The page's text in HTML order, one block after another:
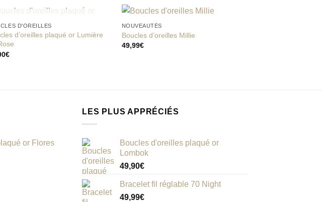
RUPTURE DE STOCK
D'OREILLES
d’oreilles plaqué or Lumière
€
NOUVEAUTÉS
Boucles d’oreilles Millie
49,99€
or Flores
LES PLUS APPRÉCIÉS
Boucles d'oreilles plaqué or
Lombok
49,90€
Bracelet fil réglable 70 Night
49,99€